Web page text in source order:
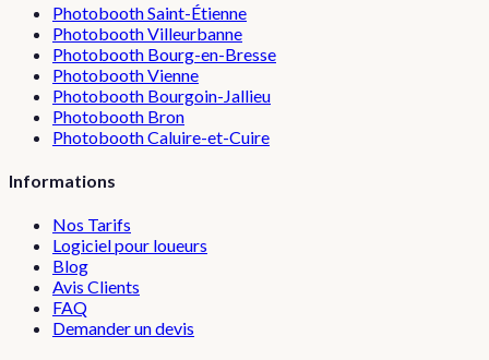
PhotoboothSaint-Étienne
PhotoboothVilleurbanne
Photobooth Bourg-en-Bresse
PhotoboothVienne
Photobooth Bourgoin-Jallieu
Photobooth Bron
PhotoboothCaluire-et-Cuire
Informations
Nos Tarifs
Logiciel pour loueurs
Blog
Avis Clients
FAQ
Demander un devis